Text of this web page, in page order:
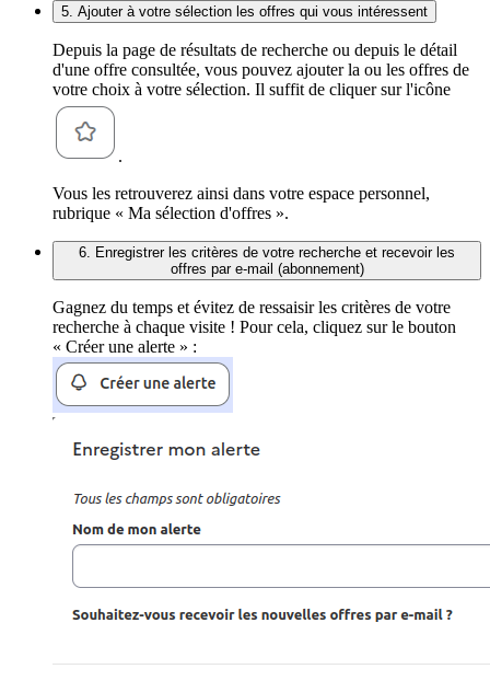
5. Ajouter à votre sélection les offres qui vous intéressent
Depuis la page de résultats de recherche ou depuis le détail
d'une offre consultée, vous pouvez ajouter la ou les offres de
votre choix à votre sélection. Il suffit de cliquer sur l'icône
.
Vous les retrouverez ainsi dans votre espace personnel,
rubrique « Ma sélection d'offres ».
6. Enregistrer les critères de votre recherche et recevoir les
offres par e-mail (abonnement)
Gagnez du temps et évitez de ressaisir les critères de votre
recherche à chaque visite ! Pour cela, cliquez sur le bouton
« Créer une alerte » :